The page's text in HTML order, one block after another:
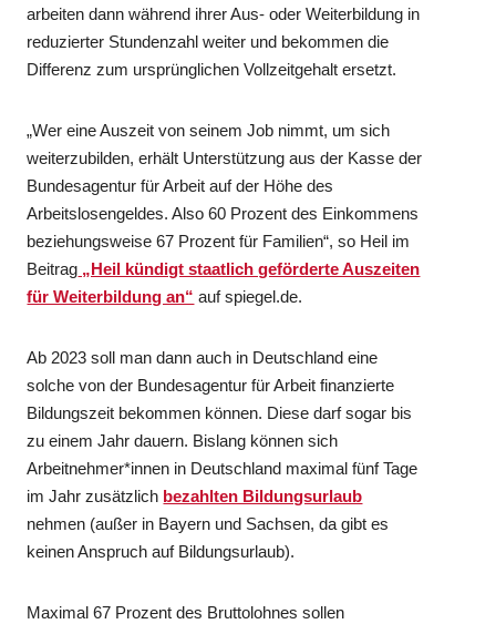
arbeiten dann während ihrer Aus- oder Weiterbildung in
reduzierter Stundenzahl weiter und bekommen die
Differenz zum ursprünglichen Vollzeitgehalt ersetzt.
„Wer eine Auszeit von seinem Job nimmt, um sich
weiterzubilden, erhält Unterstützung aus der Kasse der
Bundesagentur für Arbeit auf der Höhe des
Arbeitslosengeldes. Also 60 Prozent des Einkommens
beziehungsweise 67 Prozent für Familien“, so Heil im
Beitrag „Heil kündigt staatlich geförderte Auszeiten
für Weiterbildung an“ auf spiegel.de.
Ab 2023 soll man dann auch in Deutschland eine
solche von der Bundesagentur für Arbeit finanzierte
Bildungszeit bekommen können. Diese darf sogar bis
zu einem Jahr dauern. Bislang können sich
Arbeitnehmer*innen in Deutschland maximal fünf Tage
im Jahr zusätzlich bezahlten Bildungsurlaub
nehmen (außer in Bayern und Sachsen, da gibt es
keinen Anspruch auf Bildungsurlaub).
Maximal 67 Prozent des Bruttolohnes sollen